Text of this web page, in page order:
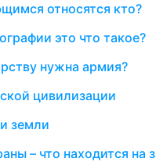
относятся кто?
это что такое?
нужна армия?
цивилизации
земли
– что находится на